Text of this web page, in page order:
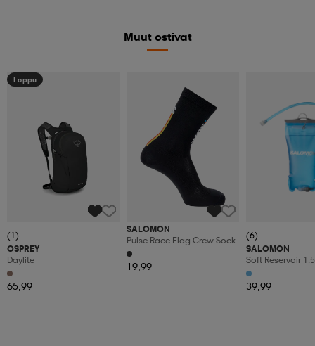
Muut ostivat
Loppu
(1)
OSPREY
Daylite
65,99
SALOMON
Pulse Race Flag Crew Sock
19,99
(6)
SALOMON
Soft Reservoir
39,99